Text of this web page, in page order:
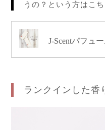
うの？という方はこ
J-Scentパフュ
ランクインした香